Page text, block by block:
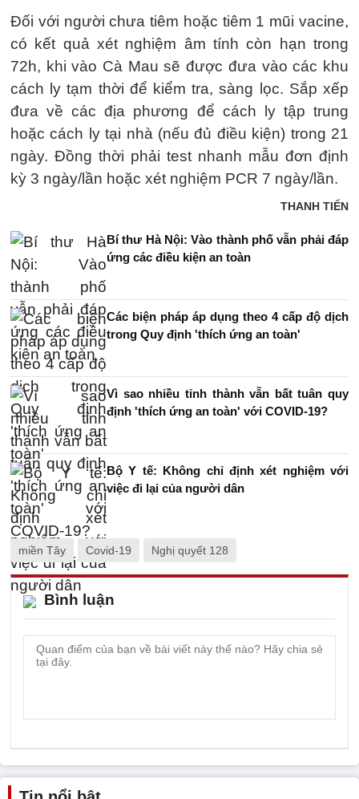
Đối với người chưa tiêm hoặc tiêm 1 mũi vacine,
có kết quả xét nghiệm âm tính còn hạn trong
72h, khi vào Cà Mau sẽ được đưa vào các khu
cách ly tạm thời để kiểm tra, sàng lọc. Sắp xếp
đưa về các địa phương để cách ly tập trung
hoặc cách ly tại nhà (nếu đủ điều kiện) trong 21
ngày. Đồng thời phải test nhanh mẫu đơn định
kỳ 3 ngày/lần hoặc xét nghiệm PCR 7 ngày/lần.
THANH TIẾN
Bí thư Hà Nội: Vào thành phố vẫn phải đáp
ứng các điều kiện an toàn
Các biện pháp áp dụng theo 4 cấp độ dịch
trong Quy định 'thích ứng an toàn'
Vì sao nhiều tỉnh thành vẫn bất tuân quy
định 'thích ứng an toàn' với COVID-19?
Bộ Y tế: Không chỉ định xét nghiệm với
việc đi lại của người dân
miền Tây Covid-19 Nghị quyết 128
Bình luận